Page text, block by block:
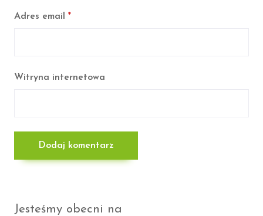
Adres email *
Witryna internetowa
Jesteśmy obecni na